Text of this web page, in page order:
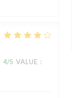
4/5 VALUE :